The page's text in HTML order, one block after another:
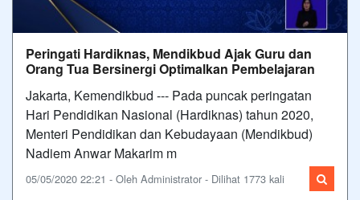
Peringati Hardiknas, Mendikbud Ajak Guru dan
Orang Tua Bersinergi Optimalkan Pembelajaran
Jakarta, Kemendikbud --- Pada puncak peringatan
Hari Pendidikan Nasional (Hardiknas) tahun 2020,
Menteri Pendidikan dan Kebudayaan (Mendikbud)
Nadiem Anwar Makarim m
05/05/2020 22:21 - Oleh Administrator - Dilihat 1773 kali